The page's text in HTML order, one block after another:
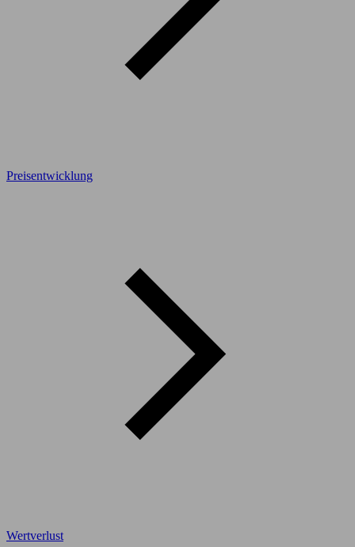
Preisentwicklung
Wertverlust